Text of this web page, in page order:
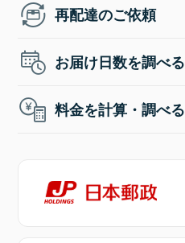
再配達のご依頼
お届け日数を調べる
料金を計算・調べる